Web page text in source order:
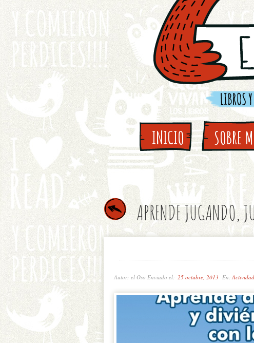
INICIO SOBRE
APRENDE JUGANDO,
Autor: el Oso Enviado el: 25 octubre, 2013 En: